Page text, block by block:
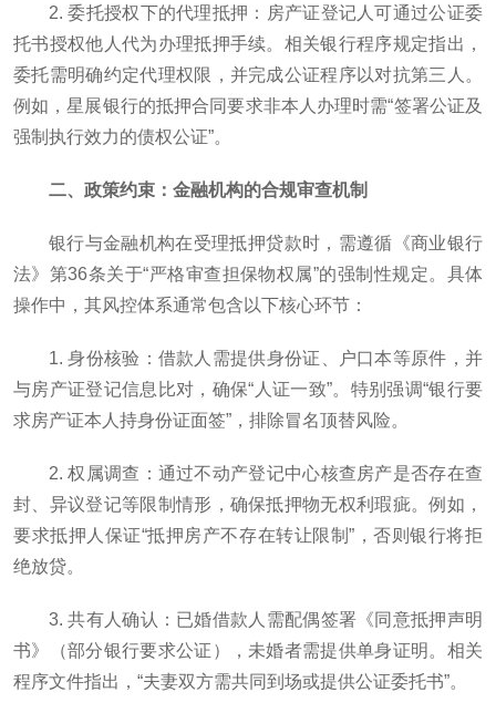
2. 委托授权下的代理抵押：房产证登记人可通过公证委
托书授权他人代为办理抵押手续。相关银行程序规定指出，
委托需明确约定代理权限，并完成公证程序以对抗第三人。
例如，星展银行的抵押合同要求非本人办理时需“签署公证及
强制执行效力的债权公证”。
二、政策约束：金融机构的合规审查机制
银行与金融机构在受理抵押贷款时，需遵循《商业银行
法》第36条关于“严格审查担保物权属”的强制性规定。具体
操作中，其风控体系通常包含以下核心环节：
1. 身份核验：借款人需提供身份证、户口本等原件，并
与房产证登记信息比对，确保“人证一致”。特别强调“银行要
求房产证本人持身份证面签”，排除冒名顶替风险。
2. 权属调查：通过不动产登记中心核查房产是否存在查
封、异议登记等限制情形，确保抵押物无权利瑕疵。例如，
要求抵押人保证“抵押房产不存在转让限制”，否则银行将拒
绝放贷。
3. 共有人确认：已婚借款人需配偶签署《同意抵押声明
书》（部分银行要求公证），未婚者需提供单身证明。相关
程序文件指出，“夫妻双方需共同到场或提供公证委托书”。